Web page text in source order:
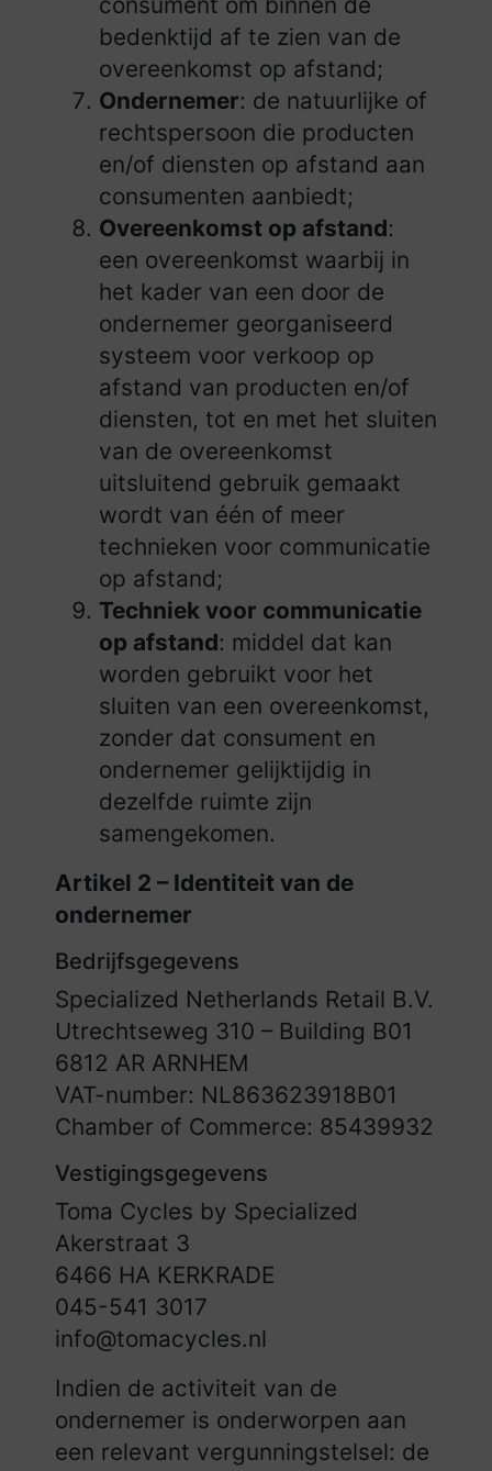
bedenktijd af te zien van de
overeenkomst op afstand;
Ondernemer: de natuurlijke of
rechtspersoon die producten
en/of diensten op afstand aan
consumenten aanbiedt;
Overeenkomst op afstand:
een overeenkomst waarbij in
het kader van een door de
ondernemer georganiseerd
systeem voor verkoop op
afstand van producten en/of
diensten, tot en met het sluiten
van de overeenkomst
uitsluitend gebruik gemaakt
wordt van één of meer
technieken voor communicatie
op afstand;
Techniek voor communicatie
op afstand: middel dat kan
worden gebruikt voor het
sluiten van een overeenkomst,
zonder dat consument en
ondernemer gelijktijdig in
dezelfde ruimte zijn
samengekomen.
Artikel 2 – Identiteit van de
ondernemer
Bedrijfsgegevens
Specialized Netherlands Retail B.V.
Utrechtseweg 310 – Building B01
6812 AR ARNHEM
VAT-number: NL863623918B01
Chamber of Commerce: 85439932
Vestigingsgegevens
Toma Cycles by Specialized
Akerstraat 3
6466 HA KERKRADE
045-541 3017
info@tomacycles.nl
Indien de activiteit van de
ondernemer is onderworpen aan
een relevant vergunningstelsel: de